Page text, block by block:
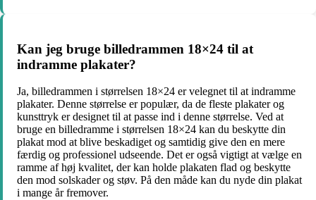
Kan jeg bruge billedrammen 18×24 til at
indramme plakater?
Ja, billedrammen i størrelsen 18×24 er velegnet til at indramme
plakater. Denne størrelse er populær, da de fleste plakater og
kunsttryk er designet til at passe ind i denne størrelse. Ved at
bruge en billedramme i størrelsen 18×24 kan du beskytte din
plakat mod at blive beskadiget og samtidig give den en mere
færdig og professionel udseende. Det er også vigtigt at vælge en
ramme af høj kvalitet, der kan holde plakaten flad og beskytte
den mod solskader og støv. På den måde kan du nyde din plakat
i mange år fremover.